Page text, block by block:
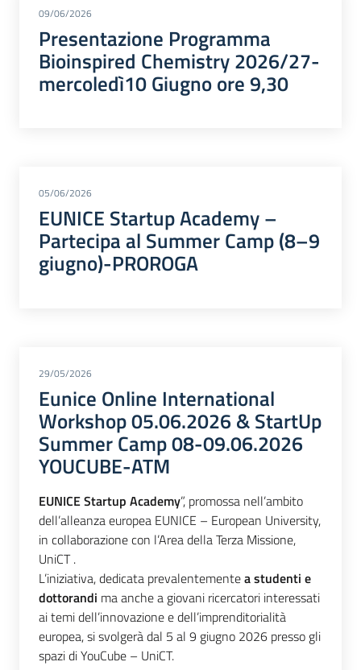
09/06/2026
Presentazione Programma
Bioinspired Chemistry 2026/27-
mercoledì10 Giugno ore 9,30
05/06/2026
EUNICE Startup Academy –
Partecipa al Summer Camp (8–9
giugno)-PROROGA
29/05/2026
Eunice Online International
Workshop 05.06.2026 & StartUp
Summer Camp 08-09.06.2026
YOUCUBE-ATM
EUNICE Startup Academy”, promossa nell’ambito
dell’alleanza europea EUNICE – European University,
in collaborazione con l’Area della Terza Missione,
UniCT .
L’iniziativa, dedicata prevalentementea studenti e
dottorandi ma anche a giovani ricercatori interessati
ai temi dell’innovazione e dell’imprenditorialità
europea, si svolgerà dal 5 al 9 giugno 2026 presso gli
spazi di YouCube – UniCT.